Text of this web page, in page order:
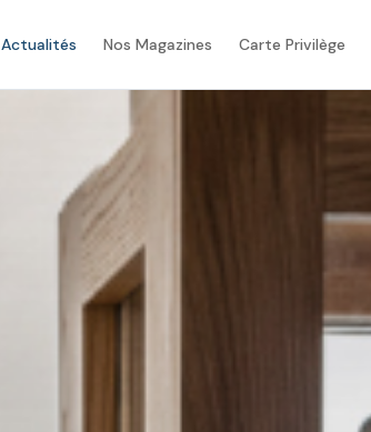
Actualités Nos Magazines Carte Privilège